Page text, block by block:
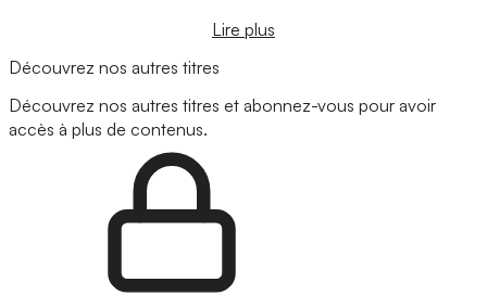
Lire plus
Découvrez nos autres titres
Découvrez nos autres titres et abonnez-vous pour avoir
accès à plus de contenus.